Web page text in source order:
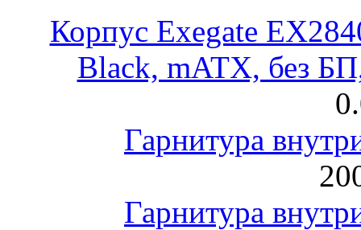
Корпус Exegate
Black, mATX, без
Гарнитура
Гарнитура